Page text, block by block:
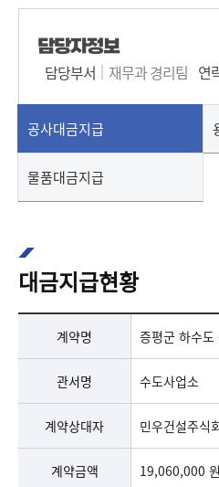
담당자정보
담당부서
재무과 경리팀 연
공사대금지급
물품대금지급
대금지급현황
증평군 하수도 준설공사(2차) 대금지급현황 표
계약명
증평군 하수
관서명 수도사업소
계약상대자 민우건설주식
계약금액 19,060,000 원